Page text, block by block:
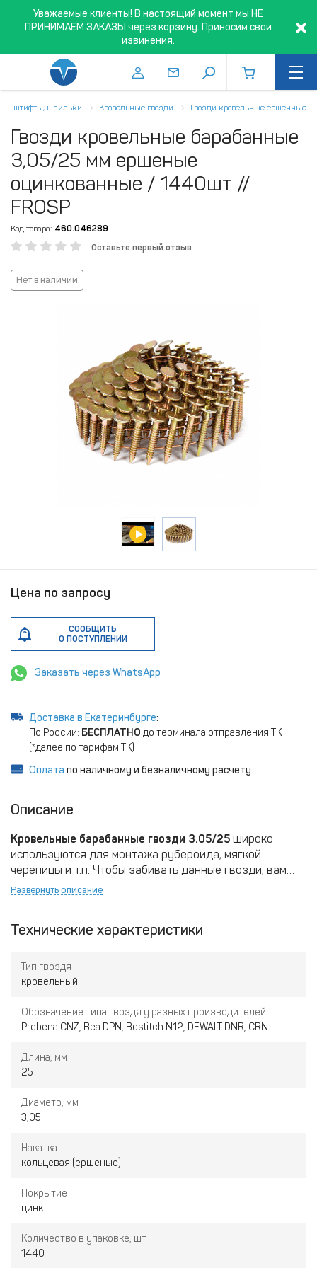
Уважаемые клиенты! В настоящий момент мы НЕ
ПРИНИМАЕМ ЗАКАЗЫ через корзину. Приносим свои
извинения.
штифты, шпильки Кровельные гвозди Гвозди кровельные ершенные
Гвозди кровельные барабанные
3,05/25 мм ершеные
оцинкованные / 1440шт //
FROSP
Код товара: 460.046289
Оставьте первый отзыв
Нет в наличии
Цена по запросу
СООБЩИТЬ
О ПОСТУПЛЕНИИ
Заказать через WhatsApp
Доставка в Екатеринбурге:
По России: БЕСПЛАТНО до терминала отправления ТК
(*далее по тарифам ТК)
Оплата по наличному и безналичному расчету
Описание
Кровельные барабанные гвозди 3.05/25 широко
используются для монтажа рубероида, мягкой
черепицы и т.п. Чтобы забивать данные гвозди, вам
понадобится кровельный пистолет.
Развернуть описание
Технические характеристики
Тип гвоздя
кровельный
Обозначение типа гвоздя у разных производителей
Prebena CNZ, Bea DPN, Bostitch N12, DEWALT DNR, CRN
Длина, мм
25
Диаметр, мм
3,05
Накатка
кольцевая (ершеные)
Покрытие
цинк
Количество в упаковке, шт
1440